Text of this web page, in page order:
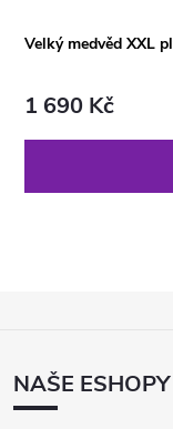
Velký medvěd XXL
1 690 Kč
ANAŠE ESHOPY